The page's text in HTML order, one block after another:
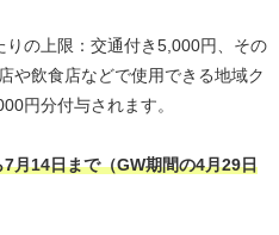
の上限：交通付き5,000円、その
や飲食店などで使用できる地域ク
円分付与されます。
月14日まで（GW期間の4月29日